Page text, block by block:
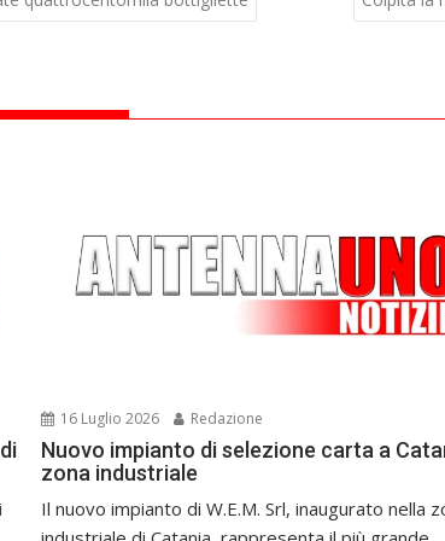
16 Luglio 2026 Redazione
Nuovo impianto di selezione carta a
zona industriale
Il nuovo impianto di W.E.M. Srl, inaugurato nella